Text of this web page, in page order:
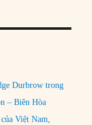
Durbrow trong
– Biên Hòa
Việt Nam,